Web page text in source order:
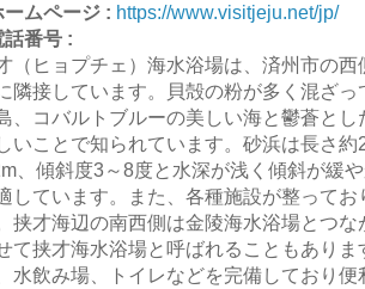
ームページ : https://www.visitjeju.net/jp/
話番号 :
（ヒョプチェ）海水浴場は、済州市の
隣接しています。貝殻の粉が多く混ざ
、コバルトブルーの美しい海と鬱蒼と
いことで知られています。砂浜は長さ
、傾斜度3～8度と水深が浅く傾斜が緩
しています。また、各種施設が整って
挟才海辺の南西側は金陵海水浴場とつ
て挟才海水浴場と呼ばれることもあり
水飲み場、トイレなどを完備しており